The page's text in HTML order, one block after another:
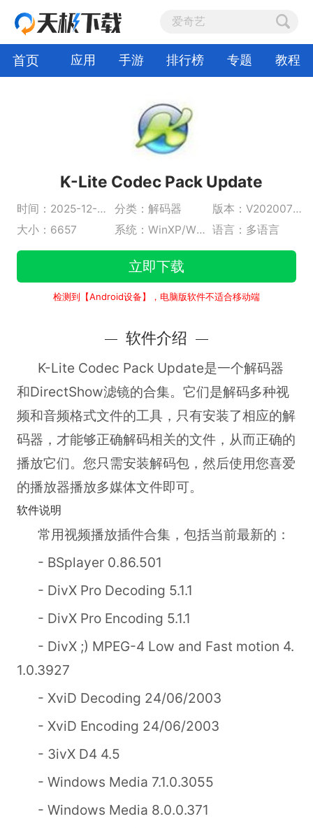
首页 应用 手游 排行榜 专题 教程
K-Lite Codec Pack Update
时间：2025-12-30 分类：解码器
版本：V20200710
大小：6657
系统：WinXP/Win2K/Vista/Win7/Win8/Win8.1 语言：多语言
立即下载
检测到【Android设备】，电脑版软件不适合移动端
软件介绍
K-Lite Codec Pack Update是一个解码器
和DirectShow滤镜的合集。它们是解码多种视
频和音频格式文件的工具，只有安装了相应的解
码器，才能够正确解码相关的文件，从而正确的
播放它们。您只需安装解码包，然后使用您喜爱
的播放器播放多媒体文件即可。
软件说明
常用视频播放插件合集，包括当前最新的：
- BSplayer 0.86.501
- DivX Pro Decoding 5.1.1
- DivX Pro Encoding 5.1.1
- DivX ;) MPEG-4 Low and Fast motion 4.
1.0.3927
- XviD Decoding 24/06/2003
- XviD Encoding 24/06/2003
- 3ivX D4 4.5
- Windows Media 7.1.0.3055
- Windows Media 8.0.0.371